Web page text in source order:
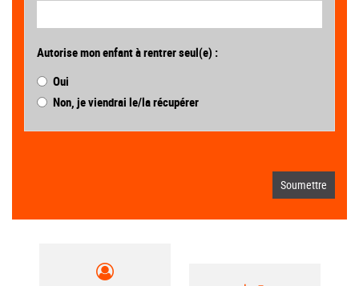
Autorise mon enfant à rentrer seul(e) :
Oui
Non, je viendrai le/la récupérer
Soumettre